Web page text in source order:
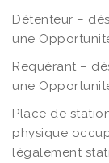
Détenteur –
une
Requérant –
une
Place de
physique
légalement